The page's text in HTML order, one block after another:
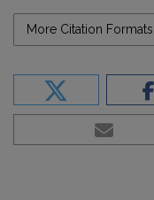
More Citation Formats